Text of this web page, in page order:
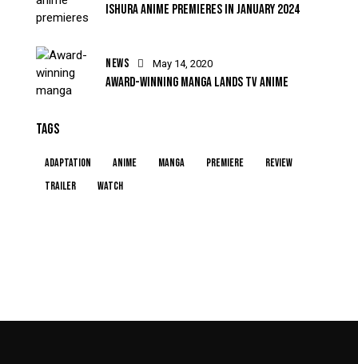
ISHURA ANIME PREMIERES IN JANUARY 2024
NEWS May 14, 2020
AWARD-WINNING MANGA LANDS TV ANIME
TAGS
Adaptation Anime Manga Premiere
Review
Trailer
Watch